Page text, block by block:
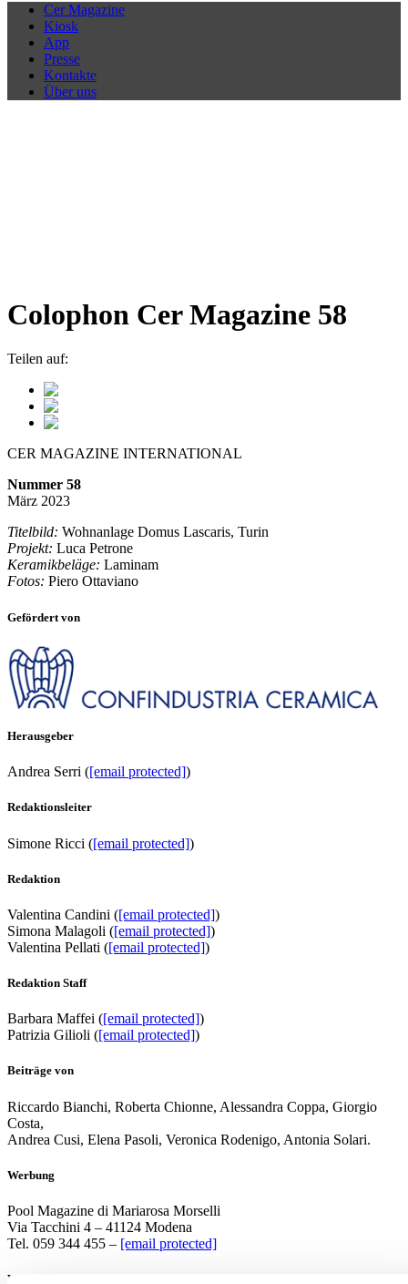
Cer Magazine
Kiosk
App
Presse
Kontakte
Über uns
Colophon Cer Magazine 58
Teilen auf:
CER MAGAZINE INTERNATIONAL
Nummer 58
März 2023
Titelbild: Wohnanlage Domus Lascaris, Turin
Projekt: Luca Petrone
Keramikbeläge: Laminam
Fotos: Piero Ottaviano
Gefördert von
Herausgeber
Andrea Serri ([email protected])
Redaktionsleiter
Simone Ricci ([email protected])
Redaktion
Valentina Candini ([email protected])
Simona Malagoli ([email protected])
Valentina Pellati ([email protected])
Redaktion Staff
Barbara Maffei ([email protected])
Patrizia Gilioli ([email protected])
Beiträge von
Riccardo Bianchi, Roberta Chionne, Alessandra Coppa, Giorgio
Costa,
Andrea Cusi, Elena Pasoli, Veronica Rodenigo, Antonia Solari.
Werbung
Pool Magazine di Mariarosa Morselli
Via Tacchini 4 – 41124 Modena
Tel. 059 344 455 – [email protected]
Verlag